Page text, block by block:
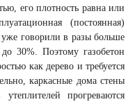
его плотность равна или
(постоянная)
говорили в разы больше
30%. Поэтому газобетон
как дерево и требуется
каркасные дома стены
прогреваются